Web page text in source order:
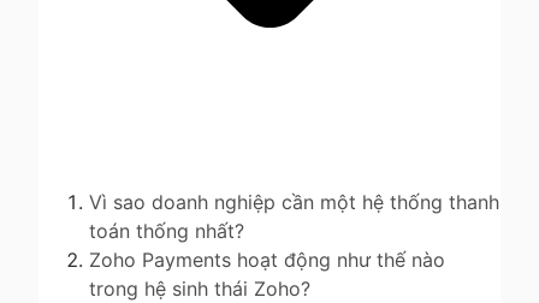
Vì sao doanh nghiệp cần một hệ thống thanh
toán thống nhất?
Zoho Payments hoạt động như thế nào
trong hệ sinh thái Zoho?